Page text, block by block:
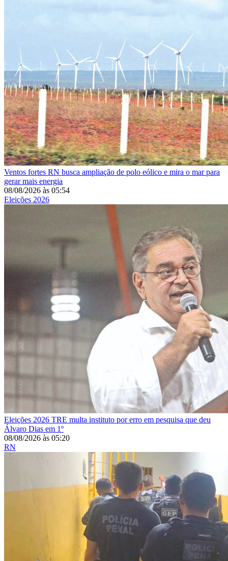
Ventos fortes RN busca ampliação de polo eólico e mira o mar para
gerar mais energia
08/08/2026 às 05:54
Eleições 2026
Eleições 2026 TRE multa instituto por erro em pesquisa que deu
Álvaro Dias em 1º
08/08/2026 às 05:20
RN